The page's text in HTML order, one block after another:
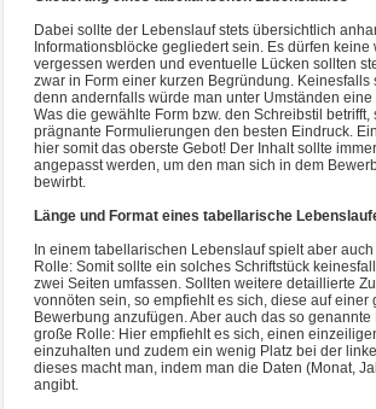
Dabei sollte der Lebenslauf stets übersichtlich
Informationsblöcke gegliedert sein. Es dürfen keine
vergessen werden und eventuelle Lücken sollten
zwar in Form einer kurzen Begründung.
denn andernfalls würde man unter Umständen
Was die gewählte Form bzw. den Schreibstil betrifft,
prägnante Formulierungen den besten Eindruck.
hier somit das oberste Gebot! Der Inhalt sollte
angepasst werden, um den man sich in dem
bewirbt.
Länge und Format eines tabellarische
In einem tabellarischen Lebenslauf spielt aber
Rolle: Somit sollte ein solches Schriftstück
zwei Seiten umfassen. Sollten weitere detaillierte
vonnöten sein, so empfiehlt es sich, diese auf einer
Bewerbung anzufügen. Aber auch das so
große Rolle: Hier empfiehlt es sich, einen
einzuhalten und zudem ein wenig Platz bei der
dieses macht man, indem man die Daten (Monat,
angibt.